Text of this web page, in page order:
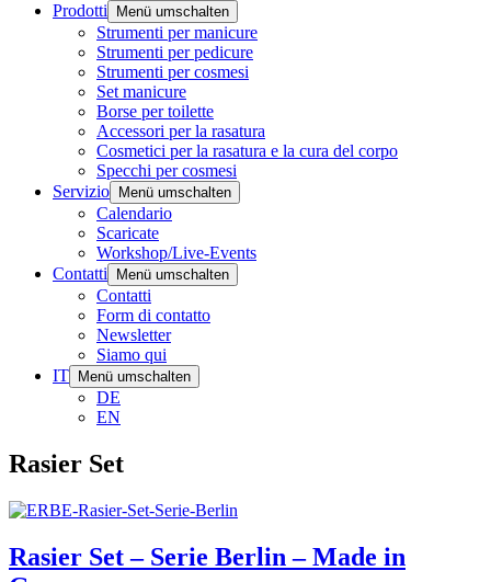
Prodotti
Menü umschalten
Strumenti per manicure
Strumenti per pedicure
Strumenti per cosmesi
Set manicure
Borse per toilette
Accessori per la rasatura
Cosmetici per la rasatura e la cura del corpo
Specchi per cosmesi
Servizio
Menü umschalten
Calendario
Scaricate
Workshop/Live-Events
Contatti
Menü umschalten
Contatti
Form di contatto
Newsletter
Siamo qui
IT
Menü umschalten
DE
EN
Rasier Set
Rasier Set – Serie Berlin – Made in